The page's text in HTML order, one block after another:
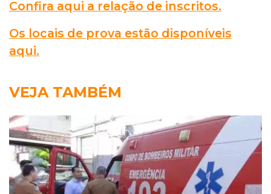
Confira aqui a relação de inscritos.
Os locais de prova estão disponíveis
aqui.
VEJA TAMBÉM